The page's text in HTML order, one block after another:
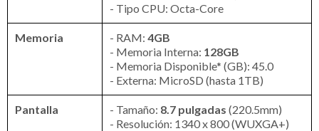
- Tipo CPU: Octa-Core
Memoria - RAM: 4GB
- Memoria Interna: 128GB
- Memoria Disponible* (GB): 45.0
- Externa: MicroSD (hasta 1TB)
Pantalla - Tamaño: 8.7 pulgadas (220.5mm)
- Resolución: 1340 x 800 (WUXGA+)